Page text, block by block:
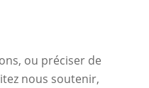
ou préciser de
nous soutenir,